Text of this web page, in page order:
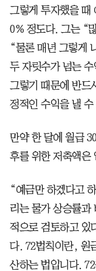
그렇게 투자했을 때
0% 정도다. 그는 “
“물론 매년 그렇게
두 자릿수가 넘는
그렇기 때문에 반드
정적인 수익을 낼
만약 한 달에 월급
후를 위한 저축액은
“예금만 하겠다고
리는 물가 상승률과
적으로 검토하고 있
다. 72법칙이란, 원
산하는 법입니다.